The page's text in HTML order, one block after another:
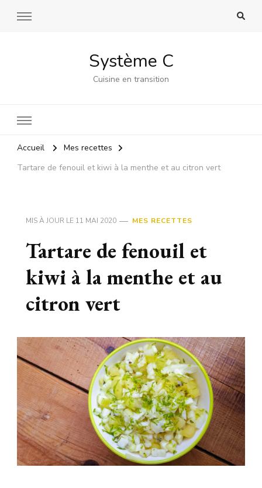
Système C
Cuisine en transition
Accueil
Mes recettes
Tartare de fenouil et kiwi à la menthe et au citron vert
MIS À JOUR LE 11 MAI 2020 MES RECETTES
Tartare de fenouil et
kiwi à la menthe et au
citron vert